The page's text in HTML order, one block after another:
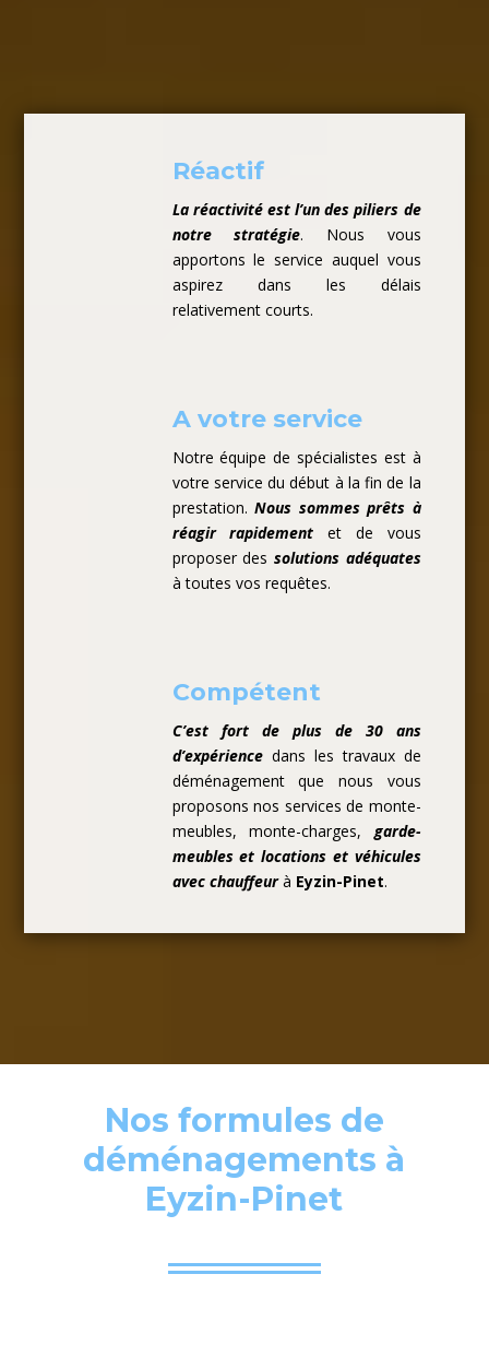
Réactif
La réactivité est l’un des piliers de
notre stratégie. Nous vous
apportons le service auquel vous
aspirez dans les délais
relativement courts.
A votre service
Notre équipe de spécialistes est à
votre service du début à la fin de la
prestation. Nous sommes prêts à
réagir rapidement et de vous
proposer des solutions adéquates
à toutes vos requêtes.
Compétent
C’est fort de plus de 30 ans
d’expériencedans les travaux de
déménagement que nous vous
proposons nos services de monte-
meubles, monte-charges,garde-
meubles et locations et véhicules
avec chauffeurà Eyzin-Pinet.
Nos formules de
déménagements à
Eyzin-Pinet